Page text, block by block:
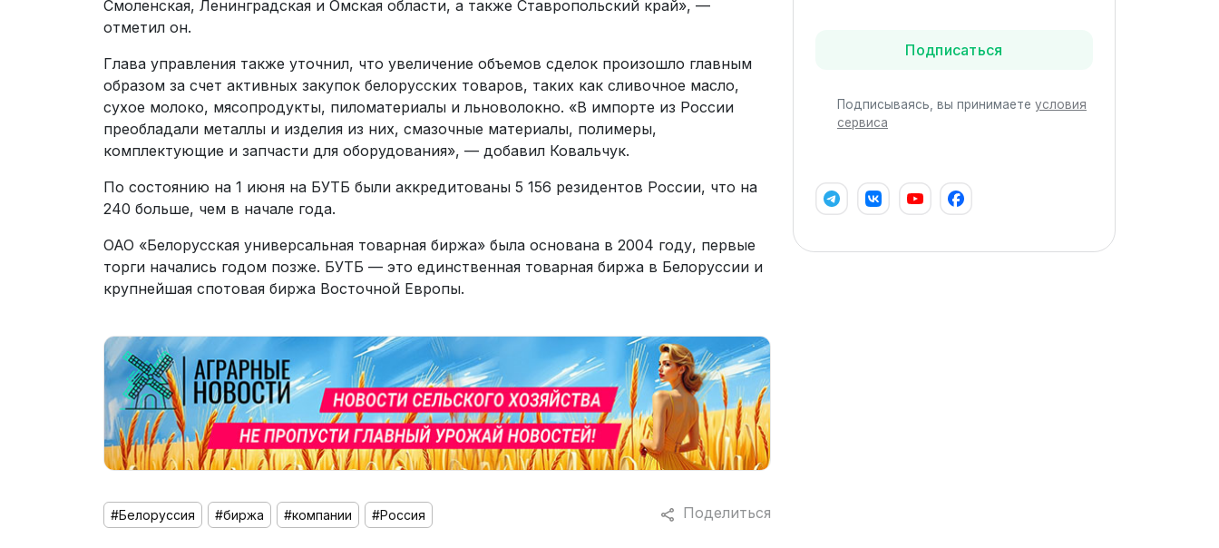
Смоленская, Ленинградская и Омская области, а также Ставропольский край», —
отметил он.
Глава управления также уточнил, что увеличение объемов сделок произошло главным
образом за счет активных закупок белорусских товаров, таких как сливочное масло,
сухое молоко, мясопродукты, пиломатериалы и льноволокно. «В импорте из России
преобладали металлы и изделия из них, смазочные материалы, полимеры,
комплектующие и запчасти для оборудования», — добавил Ковальчук.
По состоянию на 1 июня на БУТБ были аккредитованы 5 156 резидентов России, что на
240 больше, чем в начале года.
ОАО «Белорусская универсальная товарная биржа» была основана в 2004 году, первые
торги начались годом позже. БУТБ — это единственная товарная биржа в Белоруссии и
крупнейшая спотовая биржа Восточной Европы.
Поделиться
#Белоруссия #биржа #компании #Россия
Подписаться
Подписываясь, вы принимаете условия
сервиса